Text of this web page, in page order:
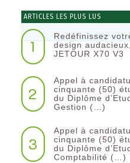
ARTICLES LES PLUS LUS
1
Redéfinissez
design
JETOUR X70 V3
2
Appel à
cinquante (50)
du Diplôme
Gestion (…)
3
Appel à
cinquante (50)
du Diplôme
Comptabilité (…)